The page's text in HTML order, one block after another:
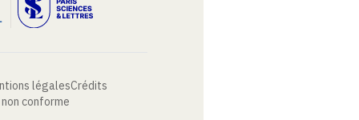
légalesCrédits
conforme